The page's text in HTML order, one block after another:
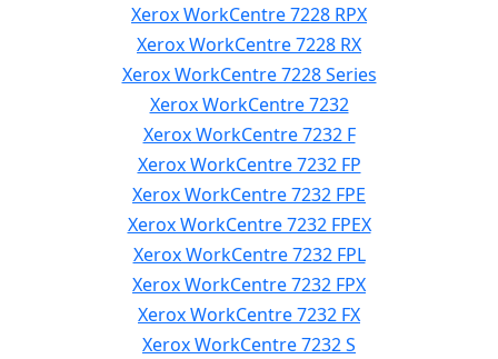
Xerox WorkCentre 7228 RPX
Xerox WorkCentre 7228 RX
Xerox WorkCentre 7228 Series
Xerox WorkCentre 7232
Xerox WorkCentre 7232 F
Xerox WorkCentre 7232 FP
Xerox WorkCentre 7232 FPE
Xerox WorkCentre 7232 FPEX
Xerox WorkCentre 7232 FPL
Xerox WorkCentre 7232 FPX
Xerox WorkCentre 7232 FX
Xerox WorkCentre 7232 S